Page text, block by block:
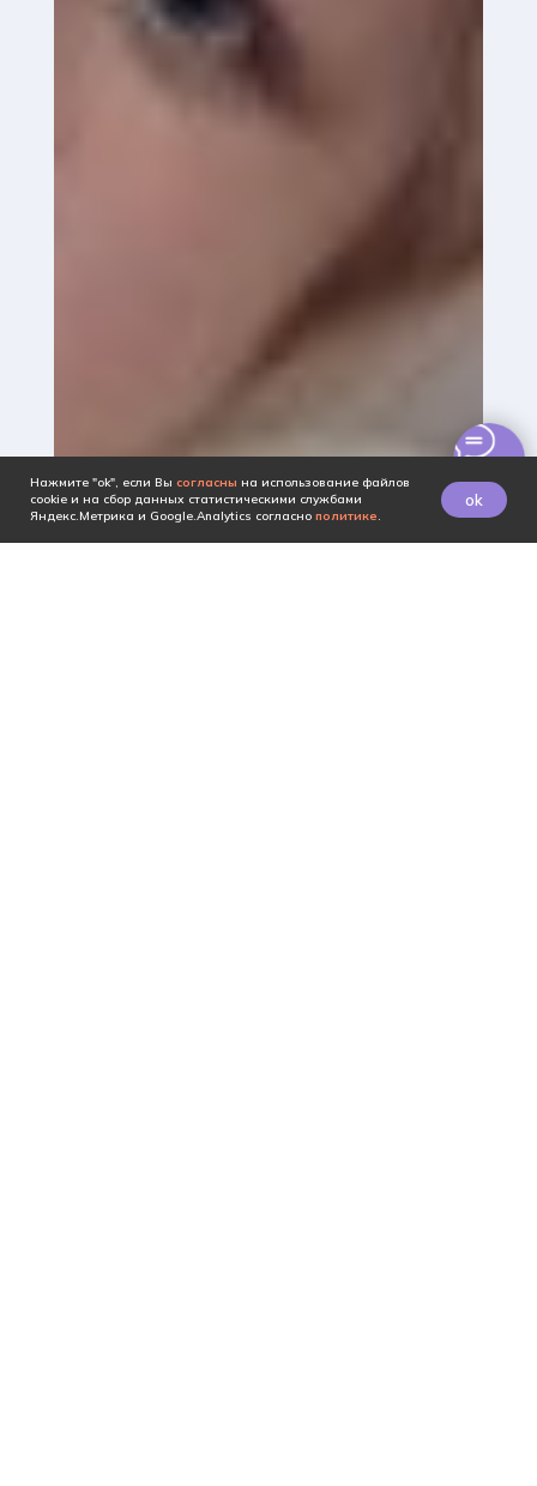
Нажмите "ok", если Вы согласны на использование файлов
cookie и на сбор данных статистическими службами
Яндекс.Метрика и Google.Analytics согласно политике.
ok